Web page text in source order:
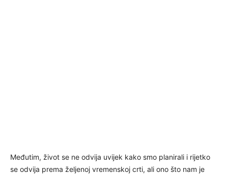
Međutim, život se ne odvija uvijek kako smo planirali i rijetko
se odvija prema željenoj vremenskoj crti, ali ono što nam je